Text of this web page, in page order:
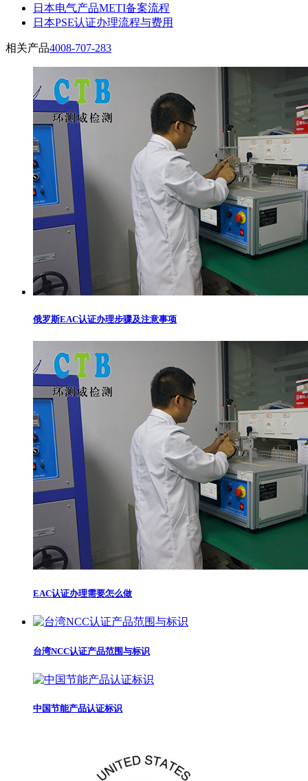
日本电气产品METI备案流程
日本PSE认证办理流程与费用
相关产品4008-707-283
俄罗斯EAC认证办理步骤及注意事项
EAC认证办理需要怎么做
台湾NCC认证产品范围与标识
中国节能产品认证标识